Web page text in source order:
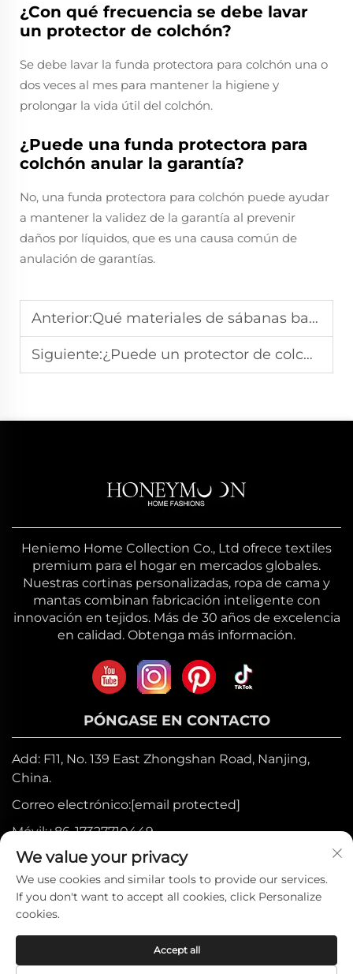
¿Con qué frecuencia se debe lavar
un protector de colchón?
Se debe lavar la funda protectora para colchón una o
dos veces al mes para mantener la higiene y
prolongar la vida útil del colchón.
¿Puede una funda protectora para
colchón anular la garantía?
No, una funda protectora para colchón puede ayudar
a mantener la validez de la garantía al prevenir
daños por líquidos, que es una causa común de
anulación de garantías.
Anterior:Qué materiales de sábanas bajeras son los más cómodos?
Siguiente:¿Puede un protector de colchón ayudar con las alergias a los ácaros del polvo?
Heniemo Home Collection Co., Ltd ofrece textiles
premium para el hogar en mercados globales.
Nuestras cortinas personalizadas, ropa de cama y
mantas combinan fabricación inteligente con
innovación en tejidos. Más de 30 años de excelencia
en calidad. Obtenga más información.
PÓNGASE EN CONTACTO
Add: F11, No. 139 East Zhongshan Road, Nanjing,
China.
Correo electrónico:[email protected]
Móvil:+86-17327710449
Tel:+86-025-84573776
Derechos de autor © 2025 por Heniemo
Home Collection Co., Ltd. — Política de
privacidad
We value your privacy
We use cookies and similar tools to provide our services.
If you don't want to accept all cookies, click Personalize
cookies.
Accept all